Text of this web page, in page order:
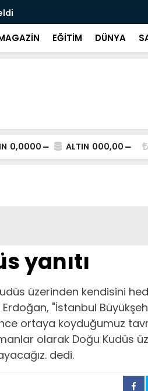
EĞİTİM DÜNYA
0,0000 ALTIN 000,00
yanıtı
üzerinden kendisini
"İstanbul
ortaya koyduğumuz
olarak Doğu Kudüs
dedi.